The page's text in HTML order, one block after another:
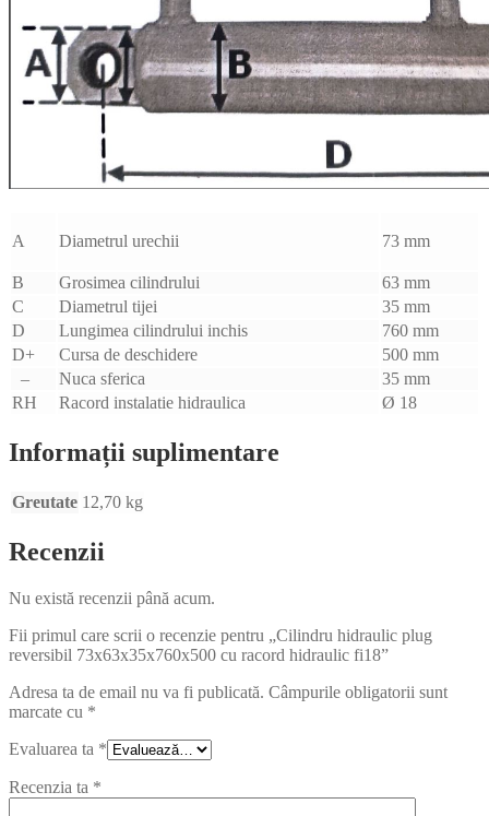
A Diametrul urechii 73 mm
B Grosimea cilindrului
63 mm
C
Diametrul tijei
35 mm
D
Lungimea cilindrului inchis
760 mm
D+
Cursa de deschidere
500 mm
–
Nuca sferica
35 mm
RH
Racord instalatie hidraulica Ø 18
Informații suplimentare
Greutate 12,70 kg
Recenzii
Nu există recenzii până acum.
Fii primul care scrii o recenzie pentru „Cilindru hidraulic plug
reversibil 73x63x35x760x500 cu racord hidraulic fi18”
Adresa ta de email nu va fi publicată. Câmpurile obligatorii sunt
marcate cu *
Evaluarea ta *
Recenzia ta *